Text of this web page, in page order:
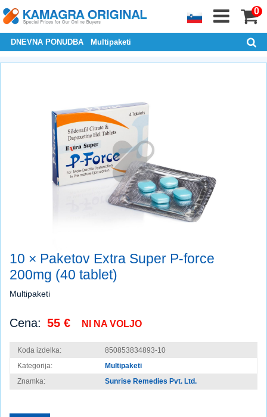
0
DNEVNA PONUDBA Multipaketi
10 × Paketov Extra Super P-force
200mg (40 tablet)
Multipaketi
Cena: 55 € NI NA VOLJO
Koda izdelka:
850853834893-10
Kategorija:
Multipaketi
Znamka:
Sunrise Remedies Pvt. Ltd.